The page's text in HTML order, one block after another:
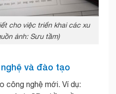
cho việc triển khai các xu
ảnh: Sưu tầm)
và đào tạo
công nghệ mới. Ví dụ: